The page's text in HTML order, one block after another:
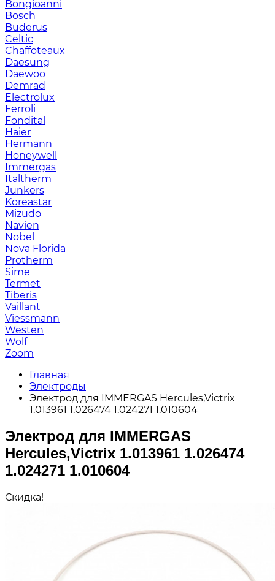
Bongioanni
Bosch
Buderus
Celtic
Chaffoteaux
Daesung
Daewoo
Demrad
Electrolux
Ferroli
Fondital
Haier
Hermann
Honeywell
Immergas
Italtherm
Junkers
Koreastar
Mizudо
Navien
Nobel
Nova Florida
Protherm
Sime
Termet
Tiberis
Vaillant
Viessmann
Westen
Wolf
Zoom
Главная
Электроды
Электрод для IMMERGAS Hercules,Victrix
1.013961 1.026474 1.024271 1.010604
Электрод для IMMERGAS
Hercules,Victrix 1.013961 1.026474
1.024271 1.010604
Скидка!